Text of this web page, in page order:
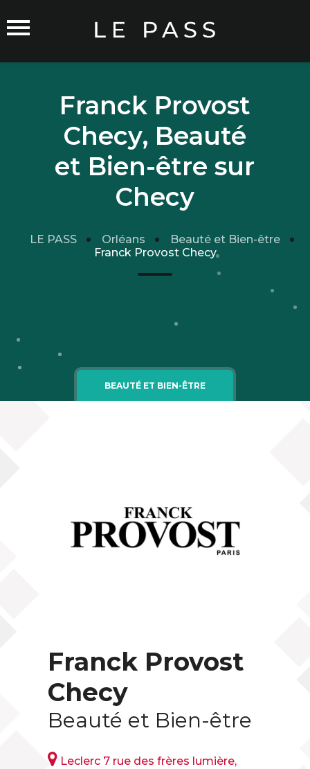
Commerçants sur Orléans
Rejoindre le Réseau
Traitement de mes données
Mentions légales
Franck Provost
Checy, Beauté
et Bien-être sur
Checy
LE PASS Orléans
Beauté et Bien-être
Franck Provost Checy
BEAUTÉ ET BIEN-ÊTRE
Franck Provost
Checy
Beauté et Bien-être
Leclerc 7 rue des frères lumière,